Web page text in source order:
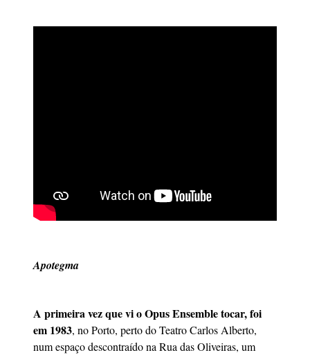
Apotegma
A primeira vez que vi o Opus Ensemble tocar, foi
em 1983, no Porto, perto do Teatro Carlos Alberto,
num espaço descontraído na Rua das Oliveiras, um